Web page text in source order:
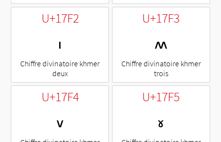
U+17F2
៲
Chiffre divinatoire khmer
deux
U+17F3
៳
Chiffre divinatoire khmer
trois
U+17F4
៴
U+17F5
៵